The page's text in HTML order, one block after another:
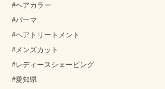
#ヘアカラー
#パーマ
#ヘアトリートメント
#メンズカット
#レディースシェービング
#愛知県